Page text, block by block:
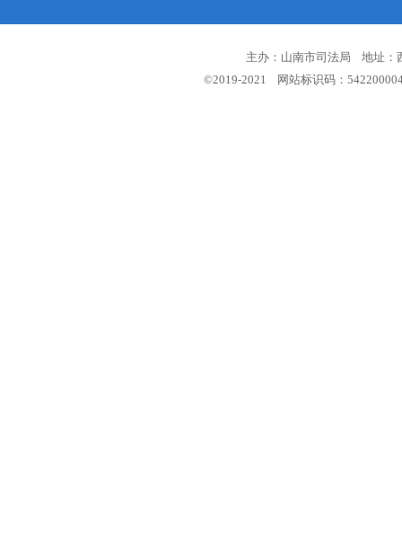
主办：山南市司法局 地址：
©2019-2021 网站标识码：